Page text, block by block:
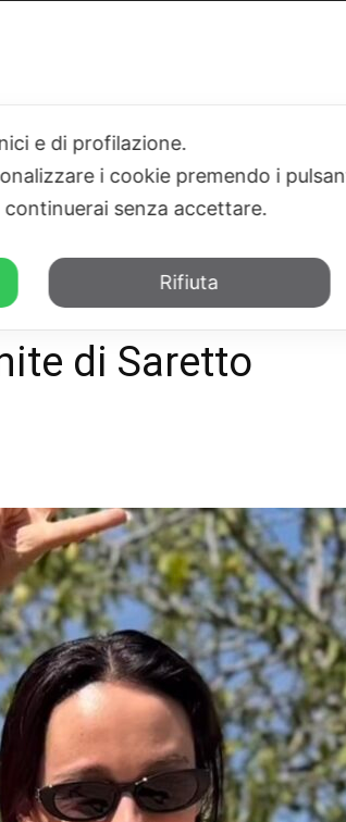
SICILIA SALUTE SPORT
Taormina
di Saretto
e di profilazione.
i cookie premendo i
senza accettare.
Rifiuta